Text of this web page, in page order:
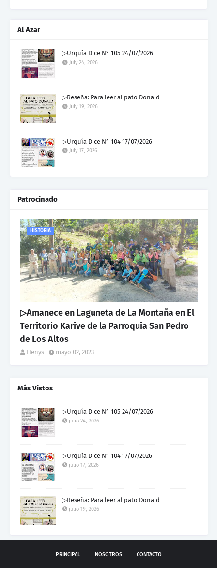
Al Azar
▷Urquía Dice N° 105 24/07/2026
July 24, 2026
▷Reseña: Para leer al pato Donald
July 19, 2026
▷Urquía Dice N° 104 17/07/2026
July 17, 2026
Patrocinado
HISTORIA
▷Amanece en Laguneta de La Montaña en El
Territorio Karive de la Parroquia San Pedro
de Los Altos
Henys mayo 02, 2023
Más Vistos
▷Urquía Dice N° 105 24/07/2026
julio 24, 2026
▷Urquía Dice N° 104 17/07/2026
julio 17, 2026
▷Reseña: Para leer al pato Donald
julio 19, 2026
PRINCIPAL NOSOTROS CONTACTO